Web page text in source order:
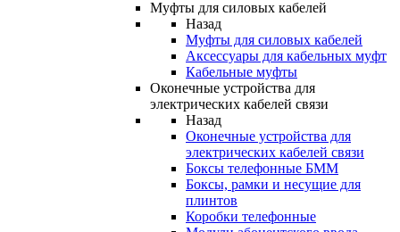
Муфты для силовых кабелей
Назад
Муфты для силовых кабелей
Аксессуары для кабельных муфт
Кабельные муфты
Оконечные устройства для
электрических кабелей связи
Назад
Оконечные устройства для
электрических кабелей связи
Боксы телефонные БММ
Боксы, рамки и несущие для
плинтов
Коробки телефонные